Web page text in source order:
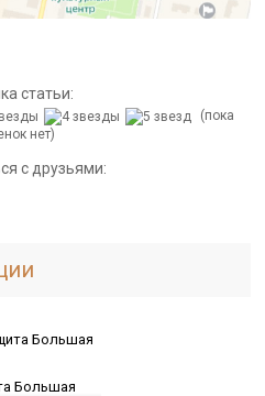
статьи:
(пока
нет)
с друзьями:
Большая